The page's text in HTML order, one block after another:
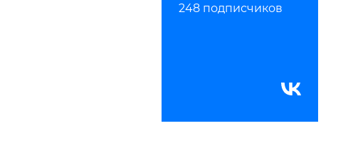
248 подписчиков